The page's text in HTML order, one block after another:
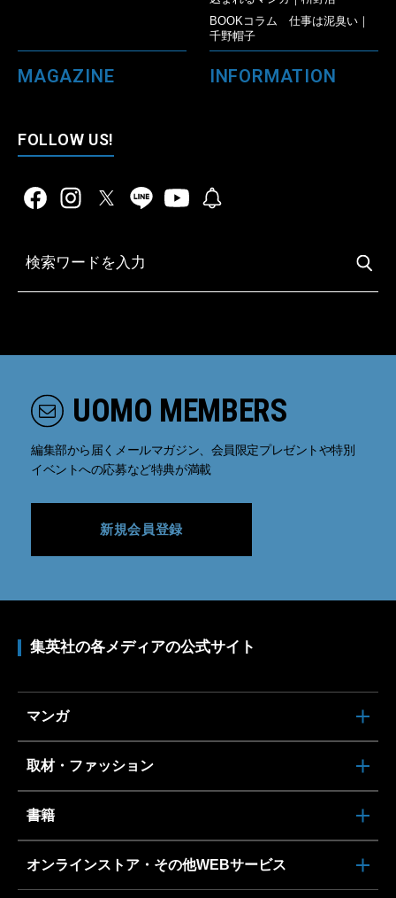
BOOKコラム 仕事は泥臭い｜
千野帽子
MAGAZINE INFORMATION
FOLLOW US!
UOMO MEMBERS
編集部から届くメールマガジン、会員限定プレゼントや特別
イベントへの応募など特典が満載
新規会員登録
集英社の各メディアの公式サイト
マンガ
取材・ファッション
書籍
オンラインストア・その他WEBサービス